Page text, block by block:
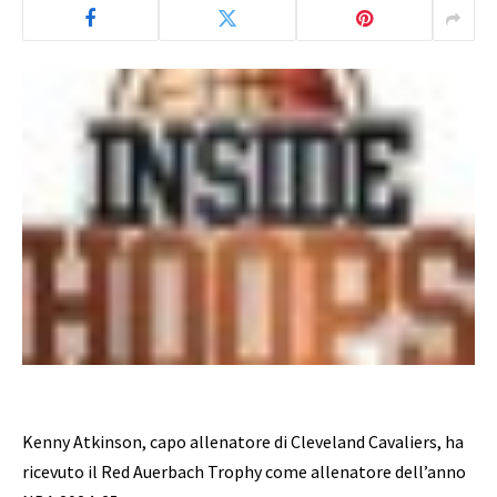
Kenny Atkinson, capo allenatore di Cleveland Cavaliers, ha
ricevuto il Red Auerbach Trophy come allenatore dell’anno